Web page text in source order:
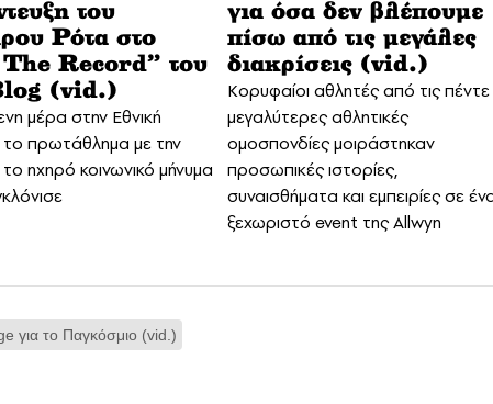
του
Ρότα στο
Record” του
(vid.)
μέρα στην Εθνική
πρωτάθλημα με την
ηχηρό κοινωνικό μήνυμα
για όσα δεν βλέπουμε
πίσω από τις μεγάλες
διακρίσεις (vid.)
Κορυφαίοι αθλητές από τις πέντε
μεγαλύτερες αθλητικές
ομοσπονδίες μοιράστηκαν
προσωπικές ιστορίες,
συναισθήματα και εμπειρίες σε
ξεχωριστό event της Allwyn
για το Παγκόσμιο (vid.)